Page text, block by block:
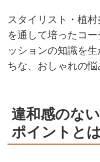
スタイリスト・植
を通して培ったコ
ッションの知識を
ちな、おしゃれの悩
違和感のな
ポイントと